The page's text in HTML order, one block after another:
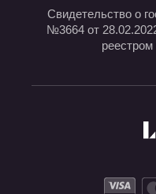
Свидетельство о
№3664 от